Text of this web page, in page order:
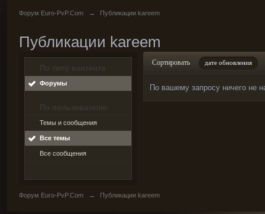
Форум Euro-PvP.Com → Публикации kareem
Публикации kareem
По типу контента
Форумы
По пользователю
Темы и сообщения
Все темы
Все сообщения
Сортировать дате обновления
По вашему запросу ничего не
Форум Euro-PvP.Com → Публикации kareem